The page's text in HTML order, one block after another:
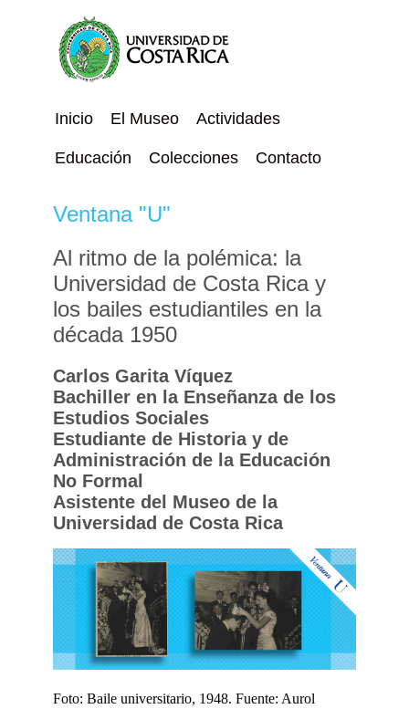
Inicio El Museo Actividades
Educación Colecciones Contacto
Ventana "U"
Al ritmo de la polémica: la
Universidad de Costa Rica y
los bailes estudiantiles en la
década 1950
Carlos Garita Víquez
Bachiller en la Enseñanza de los
Estudios Sociales
Estudiante de Historia y de
Administración de la Educación
No Formal
Asistente del Museo de la
Universidad de Costa Rica
Foto: Baile universitario, 1948. Fuente: Aurol